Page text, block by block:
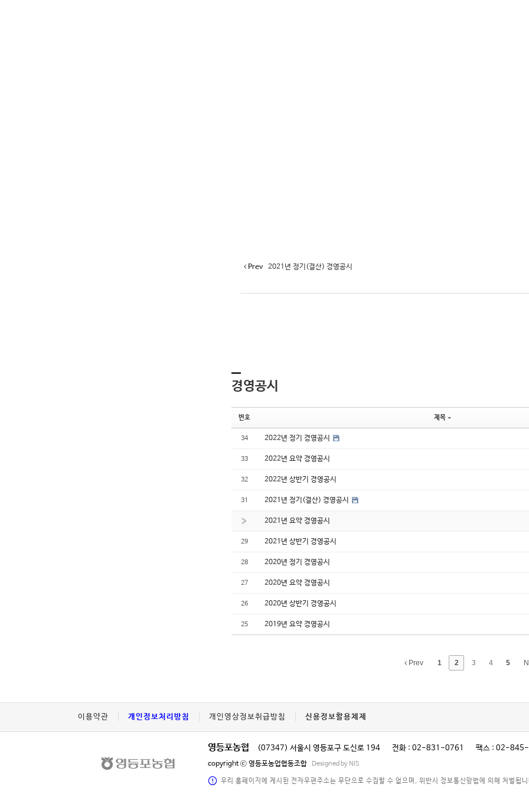
Prev 2021년 정기(결산) 경영공시
경영공시
번호 제목
34 2022년 정기 경영공시
33 2022년 요약 경영공시
32 2022년 상반기 경영공시
31 2021년 정기(결산) 경영공시
» 2021년 요약 경영공시
29 2021년 상반기 경영공시
28 2020년 정기 경영공시
27 2020년 요약 경영공시
26 2020년 상반기 경영공시
25 2019년 요약 경영공시
Prev 1 2 3 4 5
이용약관 개인정보처리방침 개인영상정보취급방침 신용정보활용체제
영등포농협 (07347) 서울시 영등포구 도신로 194 전화 : 02-831-0761 팩스 : 02-
copyright ⓒ 영등포농업협동조합 Designed by NIS
우리 홈페이지에 게시된 전자우편주소는 무단으로 수집할 수 없으며, 위반시 정보통신망법에 의해 처벌됩